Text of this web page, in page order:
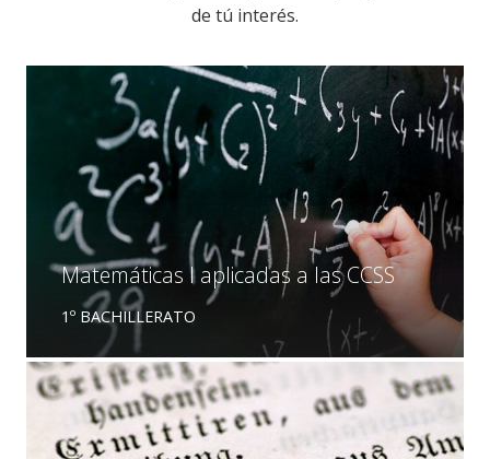
de tú interés.
Matemáticas I aplicadas a las CCSS
1º BACHILLERATO